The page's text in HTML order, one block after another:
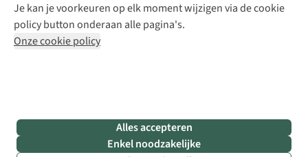
Je kan je voorkeuren op elk moment wijzigen via de cookie
policy button onderaan alle pagina's.
Onze cookie policy
Alles accepteren
Enkel noodzakelijke
Disclaimer Privacy Policy
Algemene voorwaarden
Cookie Policy